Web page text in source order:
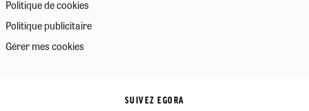
Politique de cookies
Politique publicitaire
Gérer mes cookies
SUIVEZ EGORA